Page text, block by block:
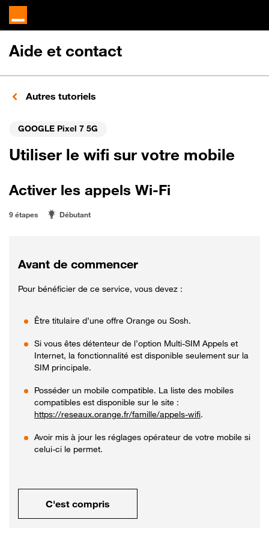
Aide et contact
Autres tutoriels
GOOGLE Pixel 7 5G
Utiliser le wifi sur votre mobile
Activer les appels Wi-Fi
9 étapes Débutant
Avant de commencer
Pour bénéficier de ce service, vous devez :
Être titulaire d’une offre Orange ou Sosh.
Si vous êtes détenteur de l’option Multi-SIM Appels et
Internet, la fonctionnalité est disponible seulement sur la
SIM principale.
Posséder un mobile compatible. La liste des mobiles
compatibles est disponible sur le site :
https://reseaux.orange.fr/famille/appels-wifi.
Avoir mis à jour les réglages opérateur de votre mobile si
celui-ci le permet.
C'est compris